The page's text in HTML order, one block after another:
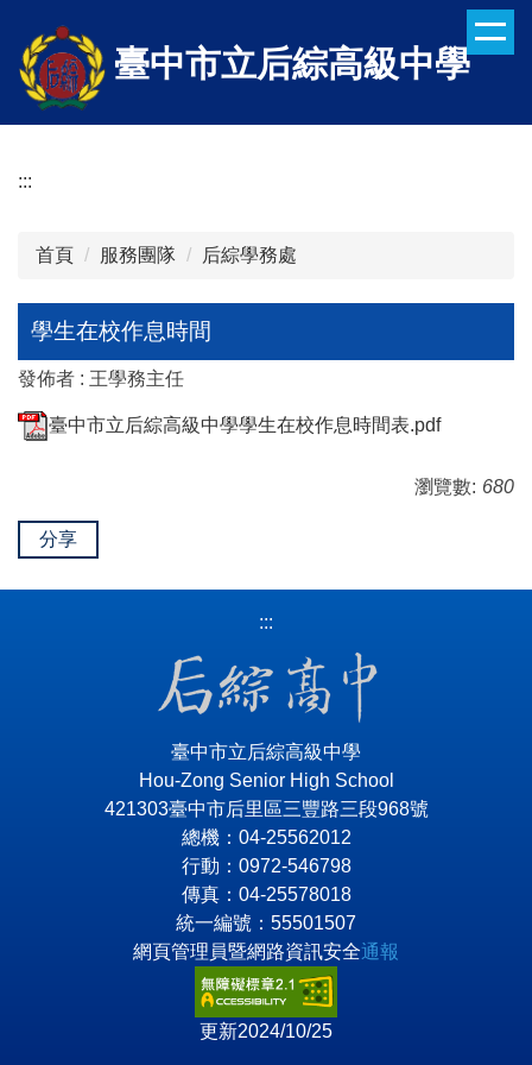
到
主
區
臺中市立后綜高級中學
:::
首頁 服務團隊 后綜學務處
學生在校作息時間
發佈者 : 王學務主任
臺中市立后綜高級中學學生在校作息時間表.pdf
瀏覽數: 680
分享
:::
臺中市立后綜高級中學
Hou-Zong Senior High School
421303臺中市后里區三豐路三段968號
總機：04-25562012
行動：0972-546798
傳真：04-25578018
統一編號：55501507
網頁管理員暨網路資訊安全通報
更新2024/10/25